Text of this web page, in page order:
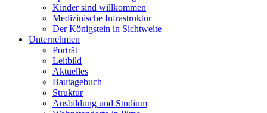
Kinder sind willkommen
Medizinische Infrastruktur
Der Königstein in Sichtweite
Unternehmen
Porträt
Leitbild
Aktuelles
Bautagebuch
Struktur
Ausbildung und Studium